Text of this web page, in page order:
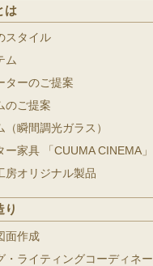
は
スタイル
ム
ターのご提案
のご提案
瞬間調光ガラス）
家具 「CUUMA CINEMA」
房オリジナル製品
り
面作成
・ライティングコーディネー